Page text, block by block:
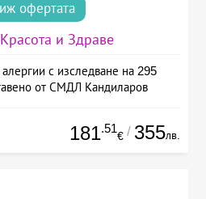
офертата
Красота и Здраве
с изследване на 295
от СМДЛ Кандиларов
181.51
€ / 355лв.